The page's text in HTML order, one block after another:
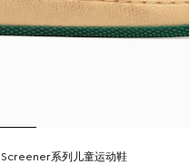
Screener系列儿童运动鞋